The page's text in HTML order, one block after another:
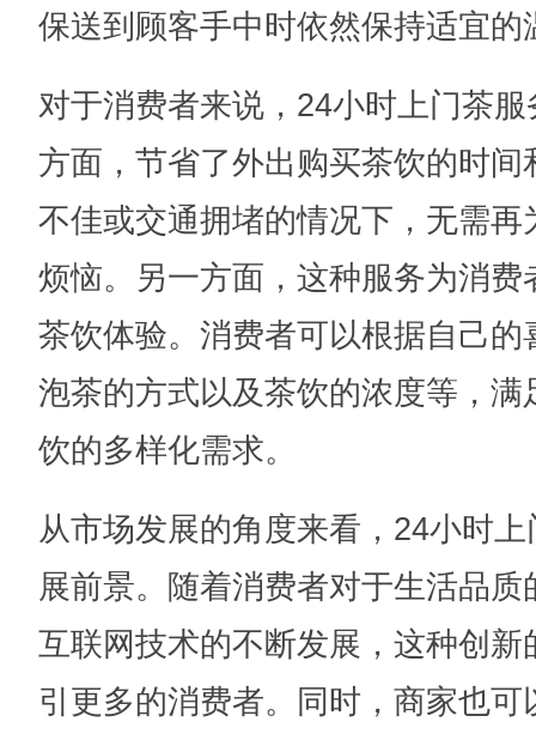
保送到顾客手中时依然保持适宜的
对于消费者来说，24小时上门茶
方面，节省了外出购买茶饮的时
不佳或交通拥堵的情况下，无需
烦恼。另一方面，这种服务为消
茶饮体验。消费者可以根据自己
泡茶的方式以及茶饮的浓度等，
饮的多样化需求。
从市场发展的角度来看，24小时
展前景。随着消费者对于生活品
互联网技术的不断发展，这种创
引更多的消费者。同时，商家也